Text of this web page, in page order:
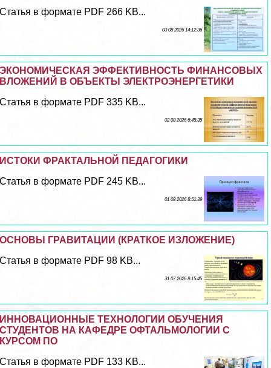
Статья в формате PDF 266 KB...
03 08 2026 14:12:36
ЭКОНОМИЧЕСКАЯ ЭФФЕКТИВНОСТЬ ФИНАНСОВЫХ
ВЛОЖЕНИЙ В ОБЪЕКТЫ ЭЛЕКТРОЭНЕРГЕТИКИ
Статья в формате PDF 335 KB...
02 08 2026 6:45:35
ИСТОКИ ФРАКТАЛЬНОЙ ПЕДАГОГИКИ
Статья в формате PDF 245 KB...
01 08 2026 8:51:39
ОСНОВЫ ГРАВИТАЦИИ (КРАТКОЕ ИЗЛОЖЕНИЕ)
Статья в формате PDF 98 KB...
31 07 2026 8:15:45
ИННОВАЦИОННЫЕ ТЕХНОЛОГИИ ОБУЧЕНИЯ
СТУДЕНТОВ НА КАФЕДРЕ ОФТАЛЬМОЛОГИИ С
КУРСОМ ПО
Статья в формате PDF 133 KB...